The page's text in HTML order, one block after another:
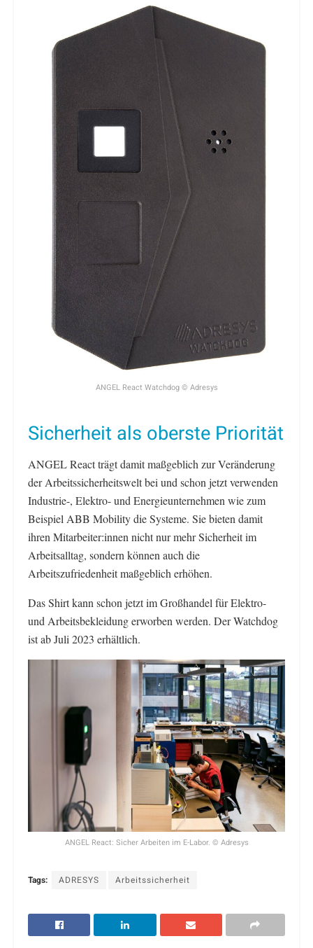
ANGEL React Watchdog © Adresys
Sicherheit als oberste Priorität
ANGEL React trägt damit maßgeblich zur Veränderung
der Arbeitssicherheitswelt bei und schon jetzt verwenden
Industrie-, Elektro- und Energieunternehmen wie zum
Beispiel ABB Mobility die Systeme. Sie bieten damit
ihren Mitarbeiter:innen nicht nur mehr Sicherheit im
Arbeitsalltag, sondern können auch die
Arbeitszufriedenheit maßgeblich erhöhen.
Das Shirt kann schon jetzt im Großhandel für Elektro-
und Arbeitsbekleidung erworben werden. Der Watchdog
ist ab Juli 2023 erhältlich.
ANGEL React: Sicher Arbeiten im E-Labor. © Adresys
Tags: ADRESYS Arbeitssicherheit